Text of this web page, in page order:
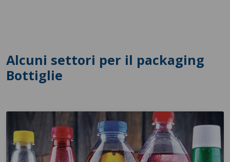
Alcuni settori per il packaging
Bottiglie